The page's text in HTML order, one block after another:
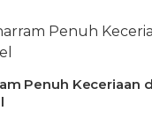
Penuh Keceriaan